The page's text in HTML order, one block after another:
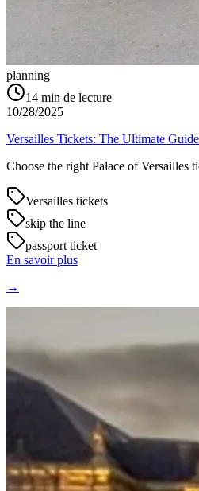
planning
14 min de lecture
10/28/2025
Versailles Tickets: The Ultimate
Choose the right Palace of Versailles
Versailles tickets
skip the line
passport ticket
En savoir plus
→